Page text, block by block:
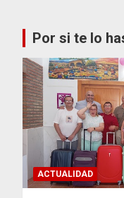
Por si te lo
ACTUALIDAD